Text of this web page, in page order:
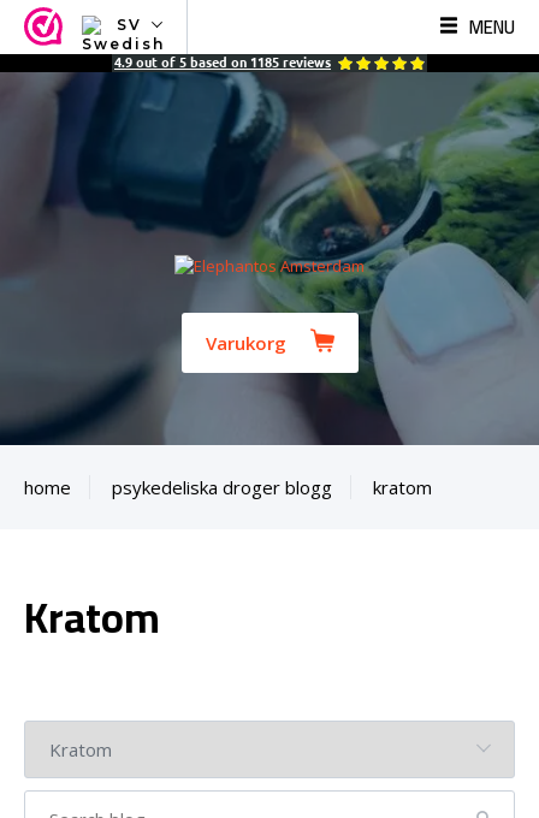
SV
NL
ES
MENU
4.9 out of 5 based on 1185 reviews
Varukorg
home psykedeliska droger blogg kratom
Kratom